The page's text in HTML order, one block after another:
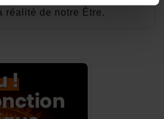
réalité de notre Être.